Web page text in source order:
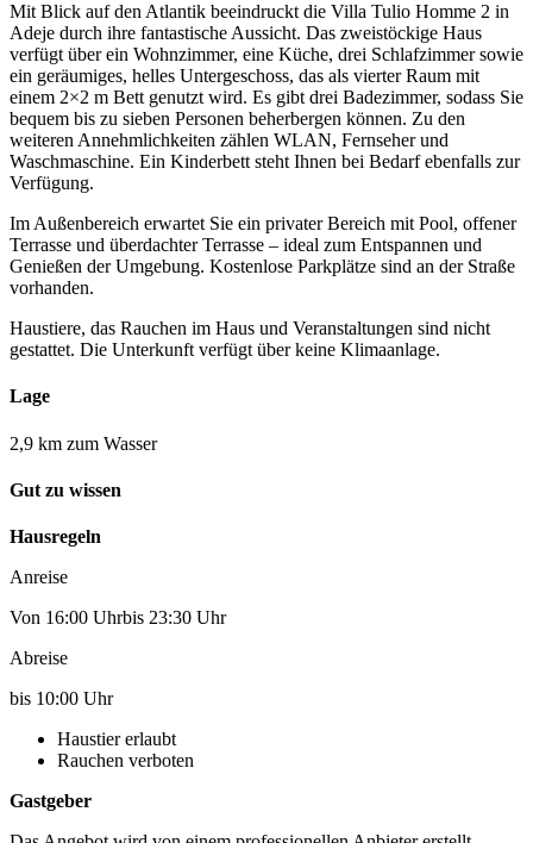
Mit Blick auf den Atlantik beeindruckt die Villa Tulio Homme 2 in
Adeje durch ihre fantastische Aussicht. Das zweistöckige Haus
verfügt über ein Wohnzimmer, eine Küche, drei Schlafzimmer sowie
ein geräumiges, helles Untergeschoss, das als vierter Raum mit
einem 2×2 m Bett genutzt wird. Es gibt drei Badezimmer, sodass Sie
bequem bis zu sieben Personen beherbergen können. Zu den
weiteren Annehmlichkeiten zählen WLAN, Fernseher und
Waschmaschine. Ein Kinderbett steht Ihnen bei Bedarf ebenfalls zur
Verfügung.
Im Außenbereich erwartet Sie ein privater Bereich mit Pool, offener
Terrasse und überdachter Terrasse – ideal zum Entspannen und
Genießen der Umgebung. Kostenlose Parkplätze sind an der Straße
vorhanden.
Haustiere, das Rauchen im Haus und Veranstaltungen sind nicht
gestattet. Die Unterkunft verfügt über keine Klimaanlage.
Lage
2,9 km zum Wasser
Gut zu wissen
Hausregeln
Anreise
Von 16:00 Uhrbis 23:30 Uhr
Abreise
bis 10:00 Uhr
Haustier erlaubt
Rauchen verboten
Gastgeber